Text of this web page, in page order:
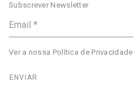
Subscrever Newsletter
Ver a nossa Política de Privacidade